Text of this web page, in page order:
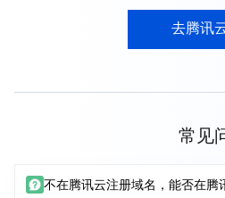
去腾讯
常见
不在腾讯云注册域名，能否在腾